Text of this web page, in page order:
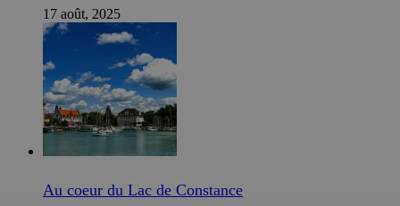
17 août, 2025
Au coeur du Lac de Constance